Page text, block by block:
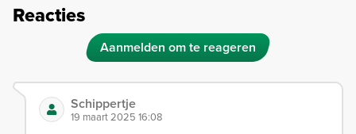
Reacties
Aanmelden om te reageren
Schippertje
19 maart 2025 16:08